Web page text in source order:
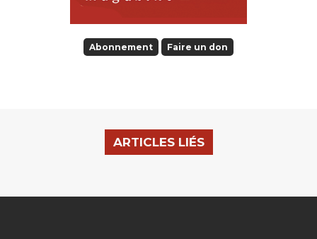
Abonnement Faire un don
ARTICLES LIÉS